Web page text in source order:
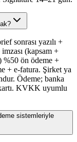
sonrası yazılı +
(kapsam +
%50 ön ödeme +
+ e-fatura. Şirket ya
Ödeme; banka
KVKK uyumlu
sistemleriyle